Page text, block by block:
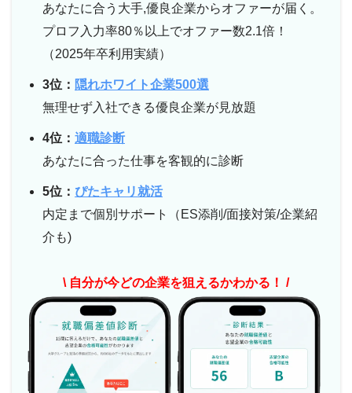
あなたに合う大手,優良企業からオファーが届く。
プロフ入力率80％以上でオファー数2.1倍！
（2025年卒利用実績）
3位： 隠れホワイト企業500選
無理せず入社できる優良企業が見放題
4位： 適職診断
あなたに合った仕事を客観的に診断
5位： ぴたキャリ就活
内定まで個別サポート（ES添削/面接対策/企業紹
介も)
\ 自分が今どの企業を狙えるかわかる！ /